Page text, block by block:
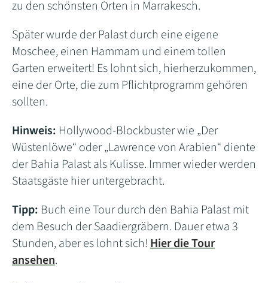
zu den schönsten Orten in Marrakesch.
Später wurde der Palast durch eine eigene
Moschee, einen Hammam und einem tollen
Garten erweitert! Es lohnt sich, hierherzukommen,
eine der Orte, die zum Pflichtprogramm gehören
sollten.
Hinweis: Hollywood-Blockbuster wie „Der
Wüstenlöwe“ oder „Lawrence von Arabien“ diente
der Bahia Palast als Kulisse. Immer wieder werden
Staatsgäste hier untergebracht.
Tipp: Buch eine Tour durch den Bahia Palast mit
dem Besuch der Saadiergräbern. Dauer etwa 3
Stunden, aber es lohnt sich!Hier die Tour
ansehen.